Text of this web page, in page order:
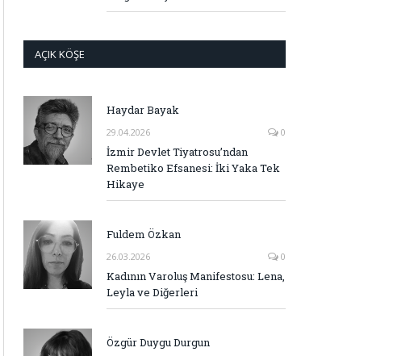
AÇIK KÖŞE
Haydar Bayak
29.04.2026 0
İzmir Devlet Tiyatrosu’ndan
Rembetiko Efsanesi: İki Yaka Tek
Hikaye
Fuldem Özkan
26.03.2026 0
Kadının Varoluş Manifestosu: Lena,
Leyla ve Diğerleri
Özgür Duygu Durgun